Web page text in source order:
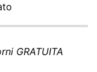
GRATUITA